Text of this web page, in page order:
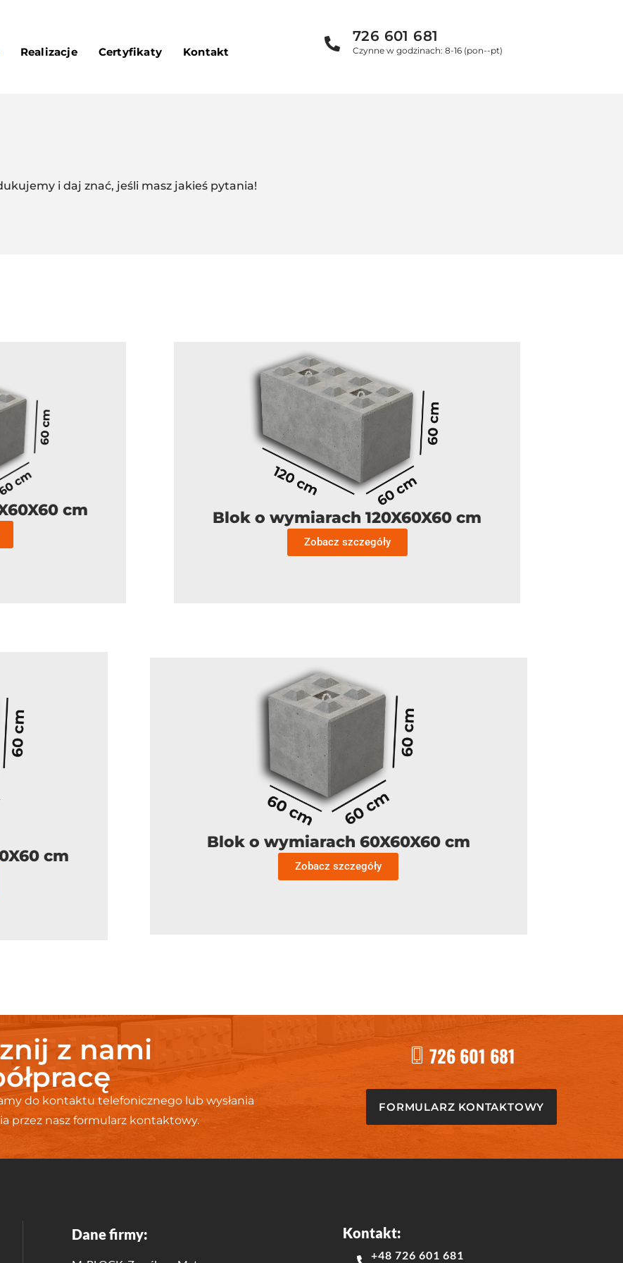
Realizacje Certyfikaty Kontakt
726 601 681
Czynne w godzinach: 8-16 (pon--pt)
i daj znać, jeśli masz jakieś pytania!
cm Blok o wymiarach 120X60X60 cm
Zobacz szczegóły
cm
Blok o wymiarach 60X60X60 cm
Zobacz szczegóły
z nami
do kontaktu telefonicznego lub wysłania
przez nasz formularz kontaktowy.
726 601 681
FORMULARZ KONTAKTOWY
Dane firmy: Kontakt:
+48 726 601 681